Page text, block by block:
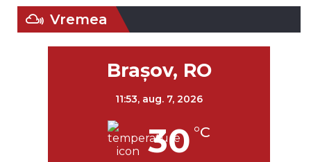
Vremea
Braşov, RO
11:53, aug. 7, 2026
30 °C